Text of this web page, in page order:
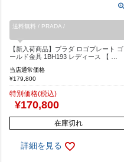
送料無料 / PRADA /
【新入荷商品】プラダ ロゴプレート ゴ
ールド金具 1BH193 レディース 【 …
当店通常価格
¥179,800
特別価格(税込)
¥170,800
在庫切れ
詳細を見る